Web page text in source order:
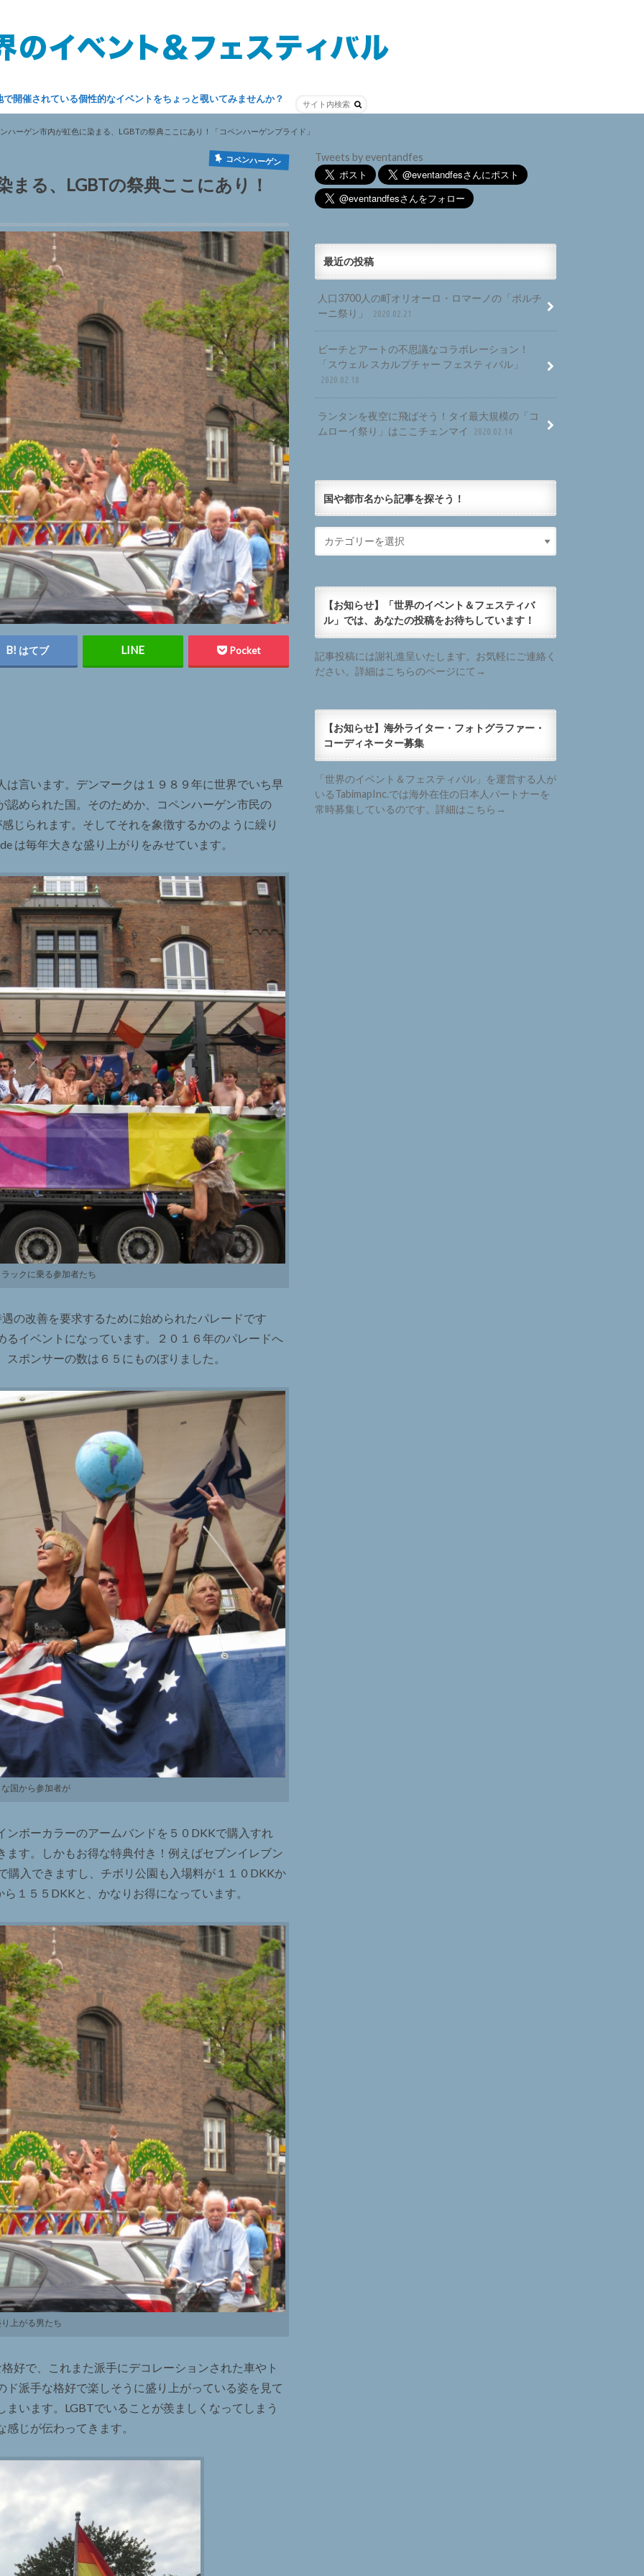
で開催されている個性的なイベントをちょっと覗いてみませんか？
ハーゲン市内が虹色に染まる、LGBTの祭典ここにあり！「コペンハーゲンプライド」
コペンハーゲン
る、LGBTの祭典ここにあり！
はてブ Pocket
言います。デンマークは１９８９年に世界でいち早
められた国。そのためか、コペンハーゲン市民の
じられます。そしてそれを象徴するかのように繰り
は毎年大きな盛り上がりをみせています。
ックに乗る参加者たち
の改善を要求するために始められたパレードです
イベントになっています。２０１６年のパレードへ
ポンサーの数は６５にものぼりました。
国から参加者が
ボーカラーのアームバンドを５０DKKで購入すれ
す。しかもお得な特典付き！例えばセブンイレブン
購入できますし、チボリ公園も入場料が１１０DKKか
１５５DKKと、かなりお得になっています。
上がる男たち
好で、これまた派手にデコレーションされた車やト
派手な格好で楽しそうに盛り上がっている姿を見て
います。LGBTでいることが羨ましくなってしまう
じが伝わってきます。
Tweets by eventandfes
最近の投稿
人口3700人の町オリオーロ・ロマーノの「ポルチ
ーニ祭り」
2020.02.21
ビーチとアートの不思議なコラボレーション！
「スウェル スカルプチャー フェスティバル」
2020.02.18
ランタンを夜空に飛ばそう！タイ最大規模の「コ
ムローイ祭り」はここチェンマイ
2020.02.14
国や都市名から記事を探そう！
【お知らせ】「世界のイベント＆フェスティバ
ル」では、あなたの投稿をお待ちしています！
記事投稿には謝礼進呈いたします。お気軽にご連絡く
ださい。詳細はこちらのページにて→
【お知らせ】海外ライター・フォトグラファー・
コーディネーター募集
「世界のイベント＆フェスティバル」を運営する人が
いるTabimapInc.では海外在住の日本人パートナーを
常時募集しているのです。詳細はこちら→